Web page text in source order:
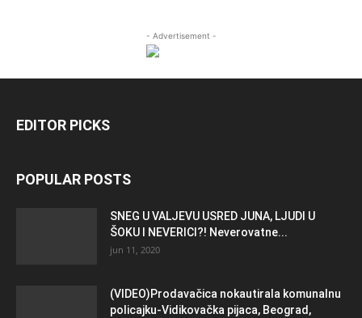
- Advertisement -
EDITOR PICKS
POPULAR POSTS
SNEG U VALJEVU USRED JUNA, LJUDI U
ŠOKU I NEVERICI?! Neverovatne...
jun 11, 2020
(VIDEO)Prodavačica nokautirala komunalnu
policajku-Vidikovačka pijaca, Beograd,